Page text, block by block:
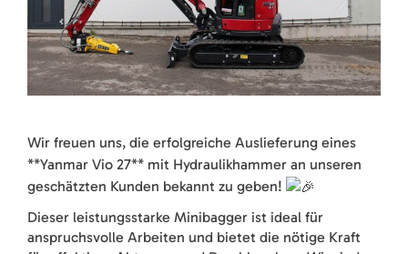
Wir freuen uns, die erfolgreiche Auslieferung eines
**Yanmar Vio 27** mit Hydraulikhammer an unseren
geschätzten Kunden bekannt zu geben!
Dieser leistungsstarke Minibagger ist ideal für
anspruchsvolle Arbeiten und bietet die nötige Kraft